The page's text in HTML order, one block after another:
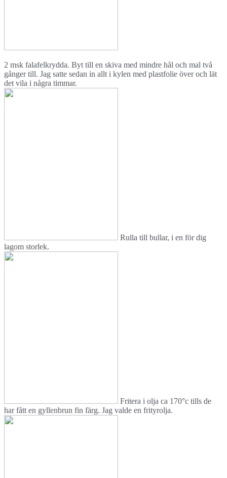
2 msk falafelkrydda. Byt till en skiva med mindre hål och mal två
gånger till. Jag satte sedan in allt i kylen med plastfolie över och lät
det vila i några timmar.
Rulla till bullar, i en för dig
lagom storlek.
Fritera i olja ca 170°c tills de
har fått en gyllenbrun fin färg. Jag valde en frityrolja.